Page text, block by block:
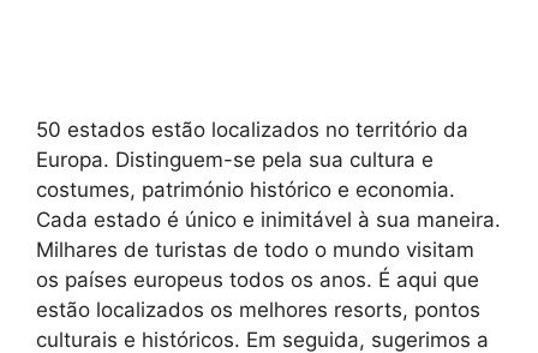
50 estados estão localizados no território da
Europa. Distinguem-se pela sua cultura e
costumes, património histórico e economia.
Cada estado é único e inimitável à sua maneira.
Milhares de turistas de todo o mundo visitam
os países europeus todos os anos. É aqui que
estão localizados os melhores resorts, pontos
culturais e históricos. Em seguida, sugerimos a